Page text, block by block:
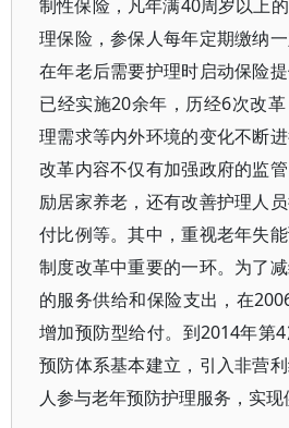
制性保险，凡年满40周岁以上
理保险，参保人每年定期缴纳
在年老后需要护理时启动保险
已经实施20余年，历经6次改
理需求等内外环境的变化不断
改革内容不仅有加强政府的监
励居家养老，还有改善护理人
付比例等。其中，重视老年失
制度改革中重要的一环。为了
的服务供给和保险支出，在
增加预防型给付。到2014年第
预防体系基本建立，引入非营
人参与老年预防护理服务，实现